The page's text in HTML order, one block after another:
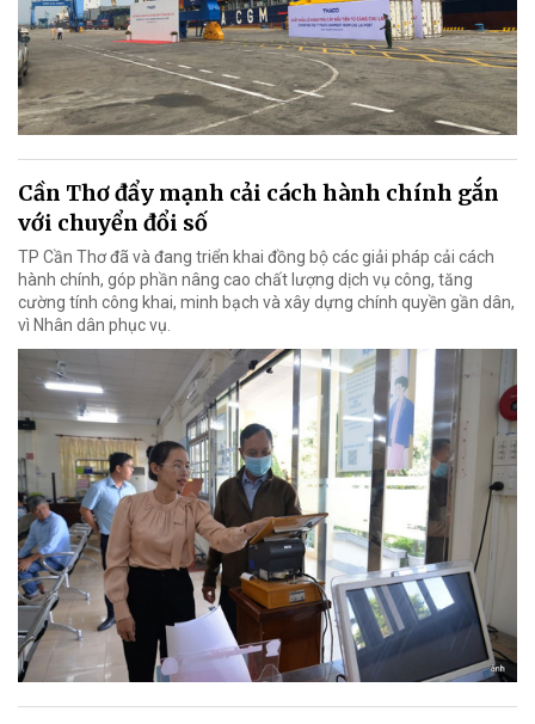
Cần Thơ đẩy mạnh cải cách hành chính gắn
với chuyển đổi số
TP Cần Thơ đã và đang triển khai đồng bộ các giải pháp cải cách
hành chính, góp phần nâng cao chất lượng dịch vụ công, tăng
cường tính công khai, minh bạch và xây dựng chính quyền gần dân,
vì Nhân dân phục vụ.